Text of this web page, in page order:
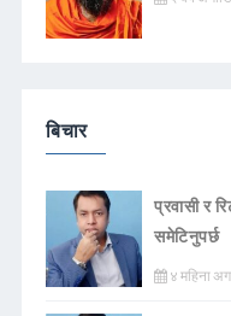
बिचार
प्रवासी र
समेटिनुपर्छ
४ महिना